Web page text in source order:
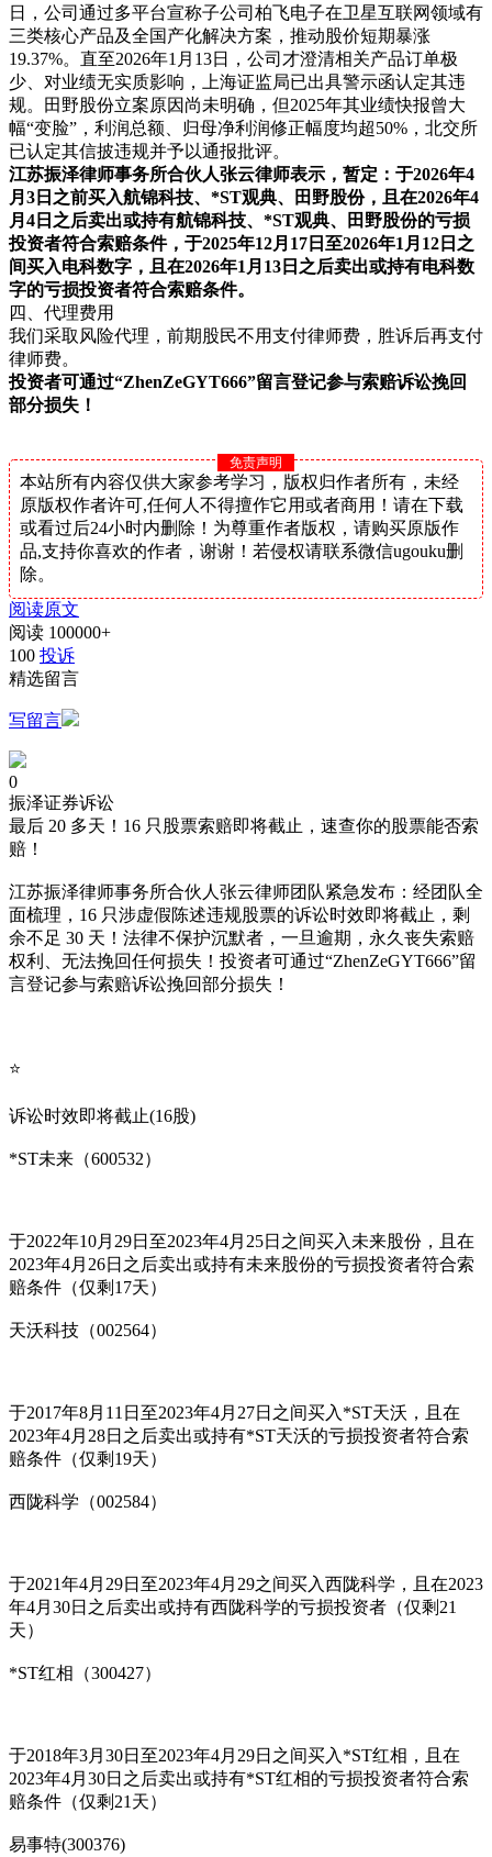
日，公司通过多平台宣称子公司柏飞电子在卫星互联网领域有
三类核心产品及全国产化解决方案，推动股价短期暴涨
19.37%。直至2026年1月13日，公司才澄清相关产品订单极
少、对业绩无实质影响，上海证监局已出具警示函认定其违
规。田野股份立案原因尚未明确，但2025年其业绩快报曾大
幅“变脸”，利润总额、归母净利润修正幅度均超50%，北交所
已认定其信披违规并予以通报批评。
江苏振泽律师事务所合伙人张云律师表示 ，暂定：于2026年4
月3日之前买入航锦科技、*ST观典、田野股份，且在2026年4
月4日之后卖出或持有航锦科技、*ST观典、田野股份的亏损
投资者符合索赔条件，于2025年12月17日至2026年1月12日之
间买入电科数字，且在2026年1月13日之后卖出或持有电科数
字的亏损投资者符合索赔条件。
四、代理费用
我们采取风险代理，前期股民不用支付律师费，胜诉后再支付
律师费。
投资者可通过“ZhenZeGYT666”留言登记参与索赔诉讼挽回
部分损失！
免责声明
本站所有内容仅供大家参考学习，版权归作者所有，未经
原版权作者许可,任何人不得擅作它用或者商用！请在下载
或看过后24小时内删除！为尊重作者版权，请购买原版作
品,支持你喜欢的作者，谢谢！若侵权请联系微信ugouku删
除。
阅读原文
阅读 100000+
100 投诉
精选留言
写留言
0
振泽证券诉讼
最后 20 多天！16 只股票索赔即将截止，速查你的股票能否索
赔！
江苏振泽律师事务所合伙人张云律师团队紧急发布：经团队全
面梳理，16 只涉虚假陈述违规股票的诉讼时效即将截止，剩
余不足 30 天！法律不保护沉默者，一旦逾期，永久丧失索赔
权利、无法挽回任何损失！投资者可通过“ZhenZeGYT666”留
言登记参与索赔诉讼挽回部分损失！
⭐
诉讼时效即将截止(16股)
*ST未来（600532）
于2022年10月29日至2023年4月25日之间买入未来股份，且在
2023年4月26日之后卖出或持有未来股份的亏损投资者符合索
赔条件（仅剩17天）
天沃科技（002564）
于2017年8月11日至2023年4月27日之间买入*ST天沃，且在
2023年4月28日之后卖出或持有*ST天沃的亏损投资者符合索
赔条件（仅剩19天）
西陇科学（002584）
于2021年4月29日至2023年4月29之间买入西陇科学，且在2023
年4月30日之后卖出或持有西陇科学的亏损投资者（仅剩21
天）
*ST红相（300427）
于2018年3月30日至2023年4月29日之间买入*ST红相，且在
2023年4月30日之后卖出或持有*ST红相的亏损投资者符合索
赔条件（仅剩21天）
易事特(300376)